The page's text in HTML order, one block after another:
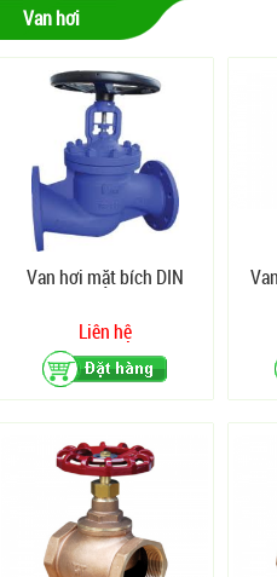
Van hơi
Van hơi mặt bích DIN
Liên hệ